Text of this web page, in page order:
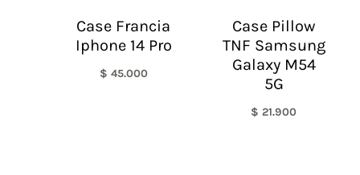
Case Francia
Iphone 14 Pro
$ 45.000
Case Pillow
TNF Samsung
Galaxy M54
5G
$ 21.900